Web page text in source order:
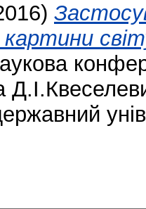
картини